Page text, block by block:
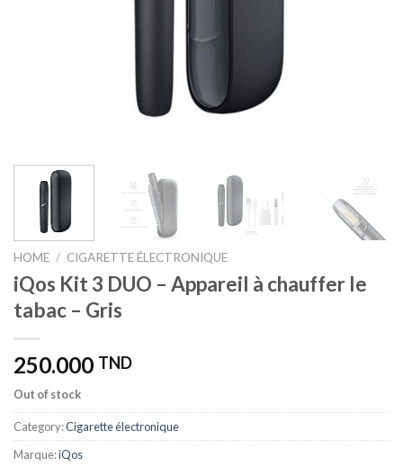
HOME / CIGARETTE ÉLECTRONIQUE
iQos Kit 3 DUO – Appareil à chauffer le
tabac – Gris
250.000 TND
Out of stock
Category:Cigarette électronique
Marque:iQos